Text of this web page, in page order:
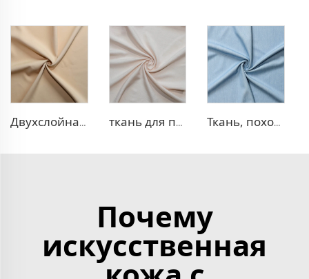
Двухслойная ткань для платья TR ткань для платья 100% лиоцелл, похожая на лен Ткань, похожая на деним, TR
Почему
искусственная